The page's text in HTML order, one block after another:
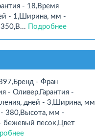
- 18,Время
- 1,Ширина, мм -
Подробнее
- Фран
- Оливер,Гарантия -
дней - 3,Ширина, мм
380,Высота, мм -
бежевый песок,Цвет